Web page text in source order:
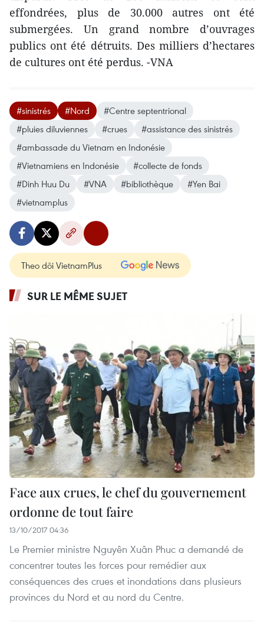
effondrées, plus de 30.000 autres ont été
submergées. Un grand nombre d’ouvrages
publics ont été détruits. Des milliers d’hectares
de cultures ont été perdus. -VNA
#sinistrés #Nord
#Centre septentrional
#pluies diluviennes
#crues
#assistance des sinistrés
#ambassade du Vietnam en Indonésie
#Vietnamiens en Indonésie
#collecte de fonds
#Dinh Huu Du
#VNA #bibliothèque
#Yen Bai
#vietnamplus
Theo dõi VietnamPlus
SUR LE MÊME SUJET
Face aux crues, le chef du gouvernement
ordonne de tout faire
13/10/2017 04:36
Le Premier ministre Nguyên Xuân Phuc a demandé de
concentrer toutes les forces pour remédier aux
conséquences des crues et inondations dans plusieurs
provinces du Nord et au nord du Centre.